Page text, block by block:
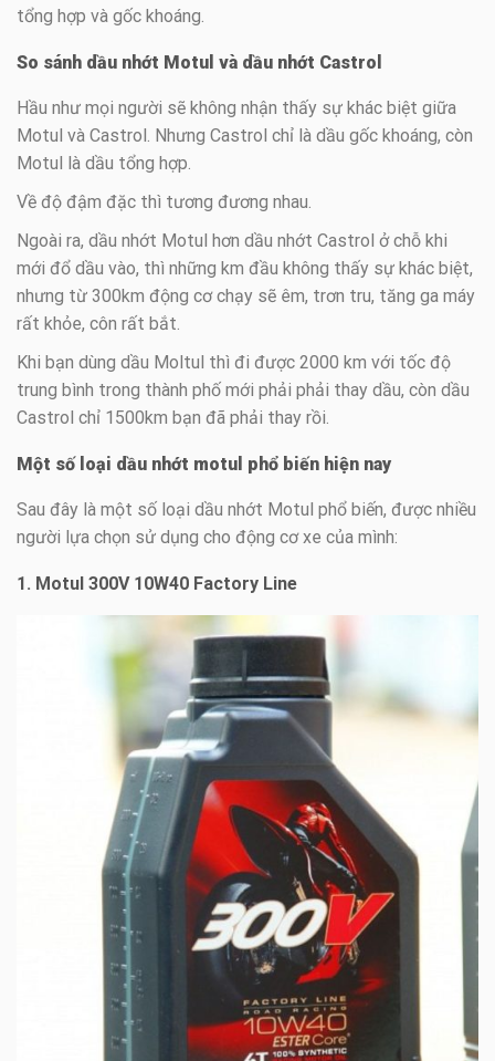
tổng hợp và gốc khoáng.
So sánh dầu nhớt Motul và dầu nhớt Castrol
Hầu như mọi người sẽ không nhận thấy sự khác biệt giữa
Motul và Castrol. Nhưng Castrol chỉ là dầu gốc khoáng, còn
Motul là dầu tổng hợp.
Về độ đậm đặc thì tương đương nhau.
Ngoài ra, dầu nhớt Motul hơn dầu nhớt Castrol ở chỗ khi
mới đổ dầu vào, thì những km đầu không thấy sự khác biệt,
nhưng từ 300km động cơ chạy sẽ êm, trơn tru, tăng ga máy
rất khỏe, côn rất bắt.
Khi bạn dùng dầu Moltul thì đi được 2000 km với tốc độ
trung bình trong thành phố mới phải phải thay dầu, còn dầu
Castrol chỉ 1500km bạn đã phải thay rồi.
Một số loại dầu nhớt motul phổ biến hiện nay
Sau đây là một số loại dầu nhớt Motul phổ biến, được nhiều
người lựa chọn sử dụng cho động cơ xe của mình:
1. Motul 300V 10W40 Factory Line